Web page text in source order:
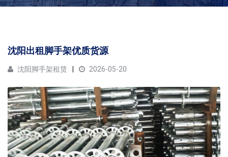
沈阳出租脚手架优质货源
沈阳脚手架租赁 2026-05-20